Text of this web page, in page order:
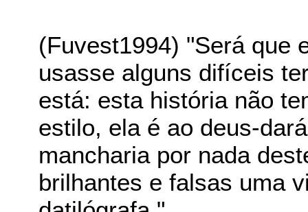
(Fuvest1994) "Será que
usasse alguns difíceis
está: esta história não
estilo, ela é ao deus-
mancharia por nada
brilhantes e falsas uma